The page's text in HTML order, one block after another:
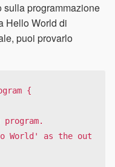
sulla programmazione
Hello World di
puoi provarlo
{